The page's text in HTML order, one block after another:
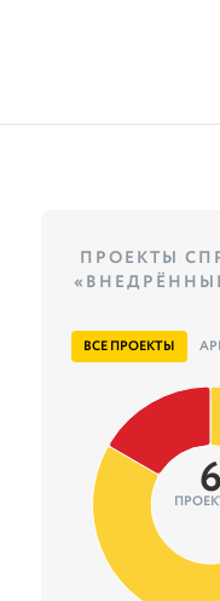
ПРОЕКТЫ
ВСЕ ПРОЕКТЫ